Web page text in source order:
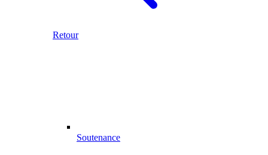
Retour
Soutenance